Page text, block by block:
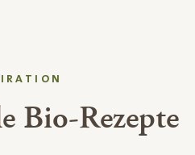
Bio-Rezepte